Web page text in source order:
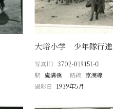
大峪小学 少年隊行進
写真ID 3702-019151-0
駅 盧溝橋 路線 京漢線
撮影日
1939年5月